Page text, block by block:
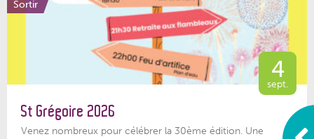
Sortir
4
sept.
St Grégoire 2026
Venez nombreux pour célébrer la 30ème édition. Une